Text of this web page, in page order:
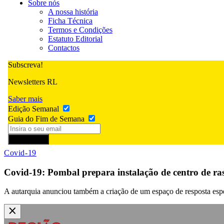
Sobre nós
A nossa história
Ficha Técnica
Termos e Condições
Estatuto Editorial
Contactos
Subscreva!
Newsletters RL
Saber mais
Edição Semanal
Guia do Fim de Semana
Covid-19
Covid-19: Pombal prepara instalação de centro de
A autarquia anunciou também a criação de um espaço de resposta